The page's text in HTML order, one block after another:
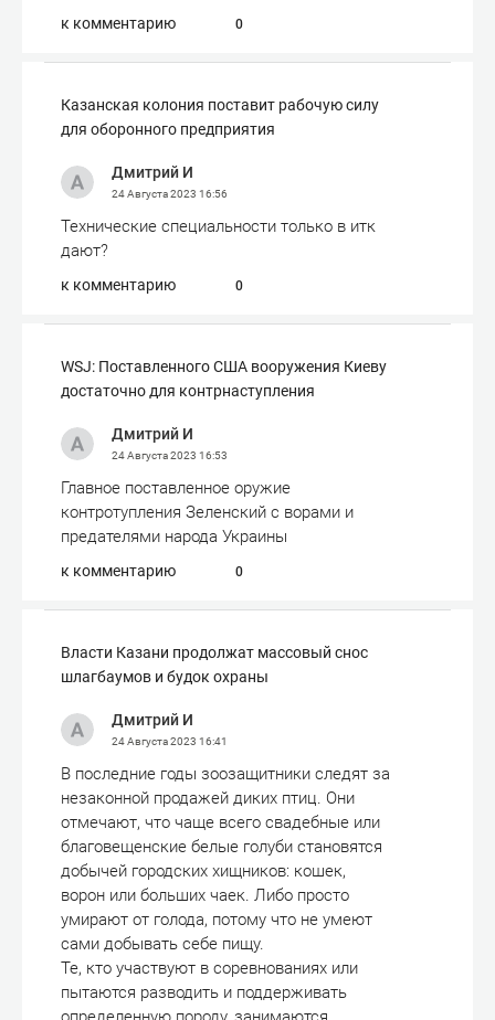
к комментарию 0
Казанская колония поставит рабочую силу
для оборонного предприятия
Дмитрий И
24 Августа 2023 16:56
Технические специальности только в итк
дают?
к комментарию 0
WSJ: Поставленного США вооружения Киеву
достаточно для контрнаступления
Дмитрий И
24 Августа 2023 16:53
Главное поставленное оружие
контротупления Зеленский с ворами и
предателями народа Украины
к комментарию 0
Власти Казани продолжат массовый снос
шлагбаумов и будок охраны
Дмитрий И
24 Августа 2023 16:41
В последние годы зоозащитники следят за
незаконной продажей диких птиц. Они
отмечают, что чаще всего свадебные или
благовещенские белые голуби становятся
добычей городских хищников: кошек,
ворон или больших чаек. Либо просто
умирают от голода, потому что не умеют
сами добывать себе пищу.
Те, кто участвуют в соревнованиях или
пытаются разводить и поддерживать